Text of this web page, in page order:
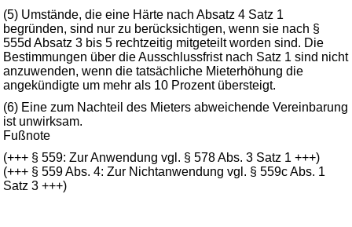
(5) Umstände, die eine Härte nach Absatz 4 Satz 1
begründen, sind nur zu berücksichtigen, wenn sie nach §
555d Absatz 3 bis 5 rechtzeitig mitgeteilt worden sind. Die
Bestimmungen über die Ausschlussfrist nach Satz 1 sind nicht
anzuwenden, wenn die tatsächliche Mieterhöhung die
angekündigte um mehr als 10 Prozent übersteigt.
(6) Eine zum Nachteil des Mieters abweichende Vereinbarung
ist unwirksam.
Fußnote
(+++ § 559: Zur Anwendung vgl. § 578 Abs. 3 Satz 1 +++)
(+++ § 559 Abs. 4: Zur Nichtanwendung vgl. § 559c Abs. 1
Satz 3 +++)